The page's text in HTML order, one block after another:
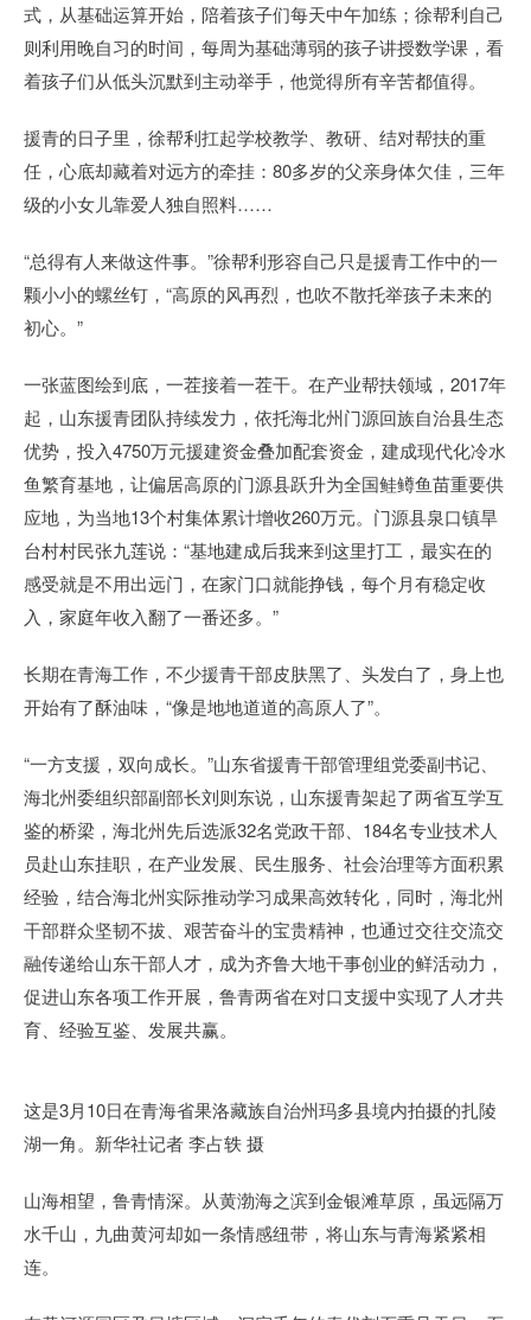
式，从基础运算开始，陪着孩子们每天中午加练；徐帮利自己
则利用晚自习的时间，每周为基础薄弱的孩子讲授数学课，看
着孩子们从低头沉默到主动举手，他觉得所有辛苦都值得。
援青的日子里，徐帮利扛起学校教学、教研、结对帮扶的重
任，心底却藏着对远方的牵挂：80多岁的父亲身体欠佳，三年
级的小女儿靠爱人独自照料……
“总得有人来做这件事。”徐帮利形容自己只是援青工作中的一
颗小小的螺丝钉，“高原的风再烈，也吹不散托举孩子未来的
初心。”
一张蓝图绘到底，一茬接着一茬干。在产业帮扶领域，2017年
起，山东援青团队持续发力，依托海北州门源回族自治县生态
优势，投入4750万元援建资金叠加配套资金，建成现代化冷水
鱼繁育基地，让偏居高原的门源县跃升为全国鲑鳟鱼苗重要供
应地，为当地13个村集体累计增收260万元。门源县泉口镇旱
台村村民张九莲说：“基地建成后我来到这里打工，最实在的
感受就是不用出远门，在家门口就能挣钱，每个月有稳定收
入，家庭年收入翻了一番还多。”
长期在青海工作，不少援青干部皮肤黑了、头发白了，身上也
开始有了酥油味，“像是地地道道的高原人了”。
“一方支援，双向成长。”山东省援青干部管理组党委副书记、
海北州委组织部副部长刘则东说，山东援青架起了两省互学互
鉴的桥梁，海北州先后选派32名党政干部、184名专业技术人
员赴山东挂职，在产业发展、民生服务、社会治理等方面积累
经验，结合海北州实际推动学习成果高效转化，同时，海北州
干部群众坚韧不拔、艰苦奋斗的宝贵精神，也通过交往交流交
融传递给山东干部人才，成为齐鲁大地干事创业的鲜活动力，
促进山东各项工作开展，鲁青两省在对口支援中实现了人才共
育、经验互鉴、发展共赢。
这是3月10日在青海省果洛藏族自治州玛多县境内拍摄的扎陵
湖一角。新华社记者 李占轶 摄
山海相望，鲁青情深。从黄渤海之滨到金银滩草原，虽远隔万
水千山，九曲黄河却如一条情感纽带，将山东与青海紧紧相
连。